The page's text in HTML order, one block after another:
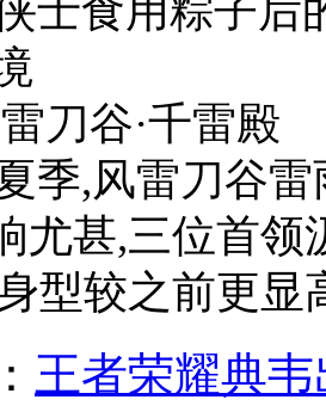
士食用粽子
刀谷·千雷殿
季,风雷刀谷
尤甚,三位首
型较之前更显
王者荣耀典